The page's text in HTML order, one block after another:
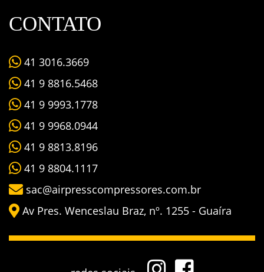
CONTATO
41 3016.3669
41 9 8816.5468
41 9 9993.1778
41 9 9968.0944
41 9 8813.8196
41 9 8804.1117
sac@airpresscompressores.com.br
Av Pres. Wenceslau Braz, nº. 1255 - Guaíra